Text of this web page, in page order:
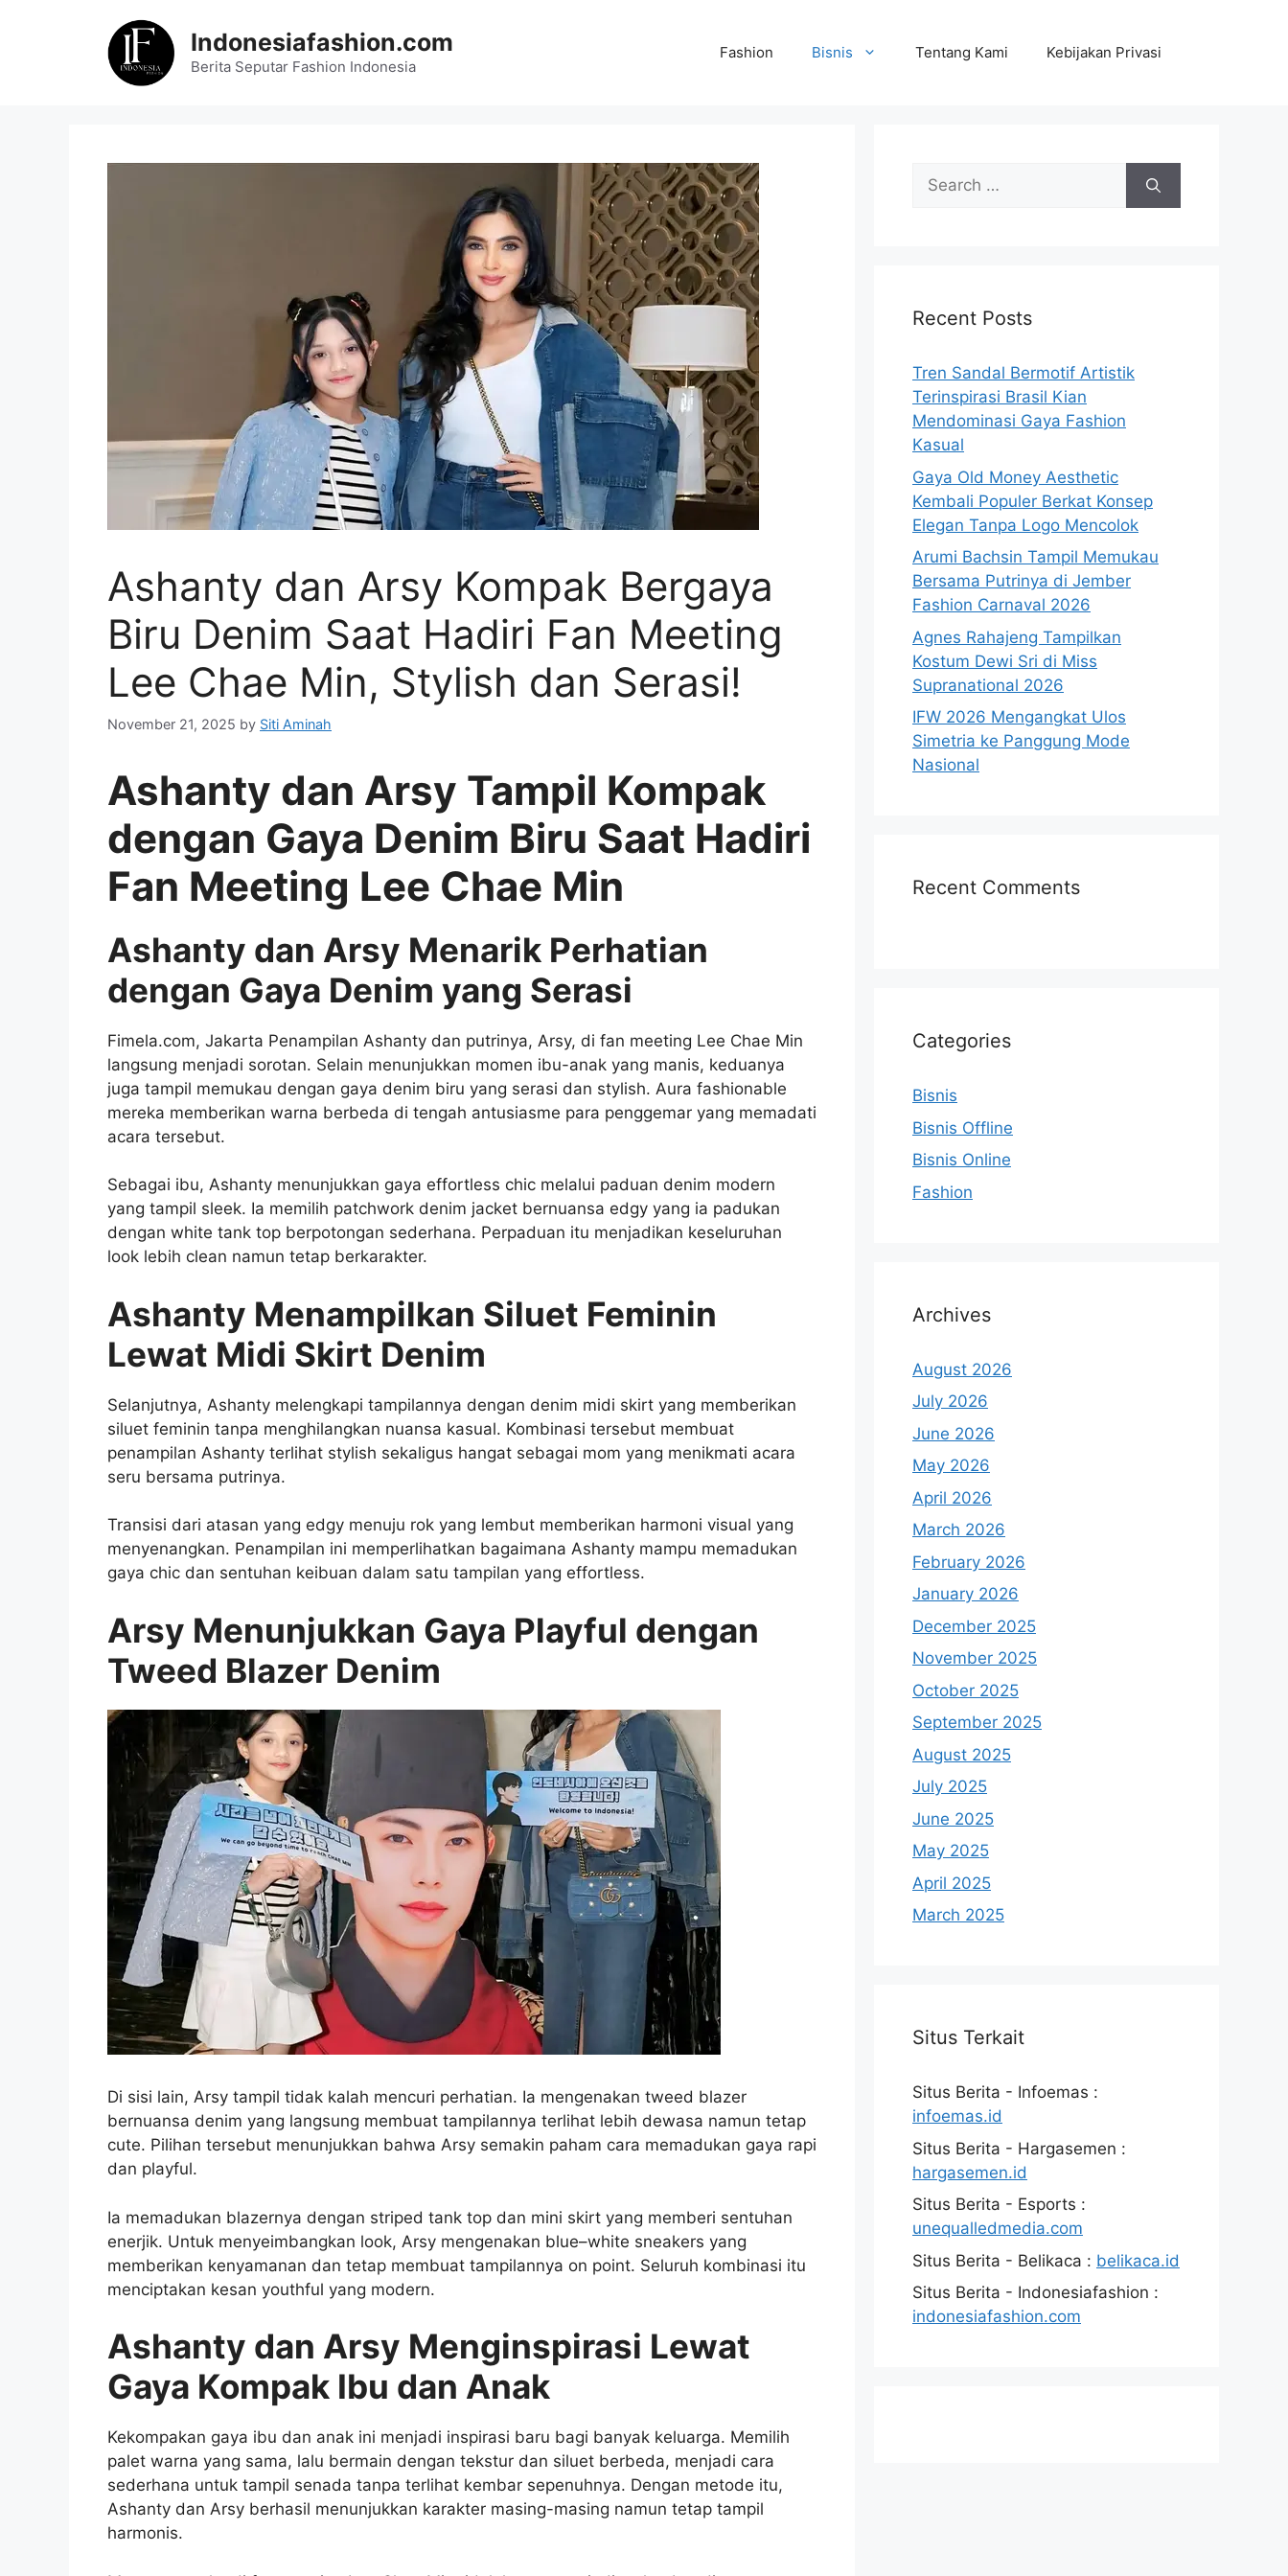
Indonesiafashion.com
Berita Seputar Fashion Indonesia
Fashion Bisnis Tentang Kami Kebijakan Privasi
Ashanty dan Arsy Kompak Bergaya
Biru Denim Saat Hadiri Fan Meeting
Lee Chae Min, Stylish dan Serasi!
November 21, 2025 by Siti Aminah
Ashanty dan Arsy Tampil Kompak
dengan Gaya Denim Biru Saat Hadiri
Fan Meeting Lee Chae Min
Ashanty dan Arsy Menarik Perhatian
dengan Gaya Denim yang Serasi
Fimela.com, Jakarta Penampilan Ashanty dan putrinya, Arsy, di fan meeting Lee Chae Min
langsung menjadi sorotan. Selain menunjukkan momen ibu-anak yang manis, keduanya
juga tampil memukau dengan gaya denim biru yang serasi dan stylish. Aura fashionable
mereka memberikan warna berbeda di tengah antusiasme para penggemar yang memadati
acara tersebut.
Sebagai ibu, Ashanty menunjukkan gaya effortless chic melalui paduan denim modern
yang tampil sleek. Ia memilih patchwork denim jacket bernuansa edgy yang ia padukan
dengan white tank top berpotongan sederhana. Perpaduan itu menjadikan keseluruhan
look lebih clean namun tetap berkarakter.
Ashanty Menampilkan Siluet Feminin
Lewat Midi Skirt Denim
Selanjutnya, Ashanty melengkapi tampilannya dengan denim midi skirt yang memberikan
siluet feminin tanpa menghilangkan nuansa kasual. Kombinasi tersebut membuat
penampilan Ashanty terlihat stylish sekaligus hangat sebagai mom yang menikmati acara
seru bersama putrinya.
Transisi dari atasan yang edgy menuju rok yang lembut memberikan harmoni visual yang
menyenangkan. Penampilan ini memperlihatkan bagaimana Ashanty mampu memadukan
gaya chic dan sentuhan keibuan dalam satu tampilan yang effortless.
Arsy Menunjukkan Gaya Playful dengan
Tweed Blazer Denim
Di sisi lain, Arsy tampil tidak kalah mencuri perhatian. Ia mengenakan tweed blazer
bernuansa denim yang langsung membuat tampilannya terlihat lebih dewasa namun tetap
cute. Pilihan tersebut menunjukkan bahwa Arsy semakin paham cara memadukan gaya rapi
dan playful.
Ia memadukan blazernya dengan striped tank top dan mini skirt yang memberi sentuhan
enerjik. Untuk menyeimbangkan look, Arsy mengenakan blue–white sneakers yang
memberikan kenyamanan dan tetap membuat tampilannya on point. Seluruh kombinasi itu
menciptakan kesan youthful yang modern.
Ashanty dan Arsy Menginspirasi Lewat
Gaya Kompak Ibu dan Anak
Kekompakan gaya ibu dan anak ini menjadi inspirasi baru bagi banyak keluarga. Memilih
palet warna yang sama, lalu bermain dengan tekstur dan siluet berbeda, menjadi cara
sederhana untuk tampil senada tanpa terlihat kembar sepenuhnya. Dengan metode itu,
Ashanty dan Arsy berhasil menunjukkan karakter masing-masing namun tetap tampil
harmonis.
Search
for:
Recent Posts
Tren Sandal Bermotif Artistik
Terinspirasi Brasil Kian
Mendominasi Gaya Fashion
Kasual
Gaya Old Money Aesthetic
Kembali Populer Berkat Konsep
Elegan Tanpa Logo Mencolok
Arumi Bachsin Tampil Memukau
Bersama Putrinya di Jember
Fashion Carnaval 2026
Agnes Rahajeng Tampilkan
Kostum Dewi Sri di Miss
Supranational 2026
IFW 2026 Mengangkat Ulos
Simetria ke Panggung Mode
Nasional
Recent Comments
Categories
Bisnis
Bisnis Offline
Bisnis Online
Fashion
Archives
August 2026
July 2026
June 2026
May 2026
April 2026
March 2026
February 2026
January 2026
December 2025
November 2025
October 2025
September 2025
August 2025
July 2025
June 2025
May 2025
April 2025
March 2025
Situs Terkait
Situs Berita - Infoemas :
infoemas.id
Situs Berita - Hargasemen :
hargasemen.id
Situs Berita - Esports :
unequalledmedia.com
Situs Berita - Belikaca : belikaca.id
Situs Berita - Indonesiafashion :
indonesiafashion.com